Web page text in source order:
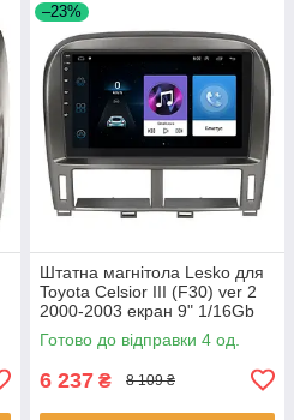
–23%
Штатна магнітола Lesko для
Toyota Celsior III (F30) ver 2
2000-2003 екран 9" 1/16Gb
Wi-Fi GPS Base Цельсі 4 шт.
Готово до відправки 4 од.
6 237 ₴ 8 109 ₴